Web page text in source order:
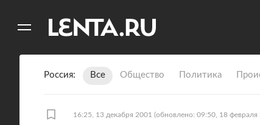
Россия Все Общество Политика
16:25, 13 декабря 2001 (обновлено: 09:50, 18 февраля